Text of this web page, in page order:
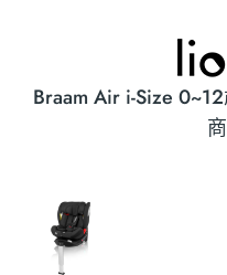
Braam Air i-Size